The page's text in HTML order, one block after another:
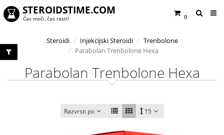
0
STEROIDSTIME.COM
Čas moči, čas rasti!
Steroidi Injekcijski Steroidi
Trenbolone
Parabolan Trenbolone Hexa
Parabolan Trenbolone Hexa
Razvrsti po 15